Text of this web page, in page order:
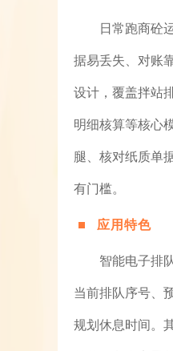
日常跑商砼
据易丢失、对账
设计，覆盖拌站
明细核算等核心
腿、核对纸质单
有门槛。
应用特色
智能电子排
当前排队序号、
规划休息时间。